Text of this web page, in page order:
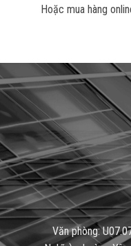
Hoặc mua hàng
Văn phòng: